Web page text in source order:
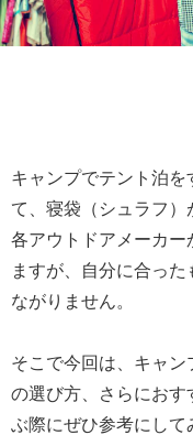
キャンプでテント泊
て、寝袋（シュラフ）
各アウトドアメーカ
ますが、自分に合っ
ながりません。
そこで今回は、キャ
の選び方、さらにお
ぶ際にぜひ参考にして